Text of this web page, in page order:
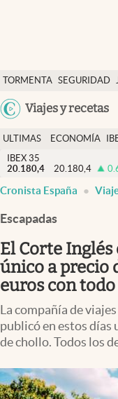
TORMENTA SEGURIDAD
Viajes y recetas
Economía y finanzas
Política
Actualidad
Criptomonedas
España
ULTIMAS
NOTICIAS
ECONOMÍA
FINANZAS
IBEX 35
20.180,4
20.180,4
Cronista España
Escapadas
El Corte Inglés
único a precio
euros con
La compañía de
publicó en estos días
de chollo. Todos los